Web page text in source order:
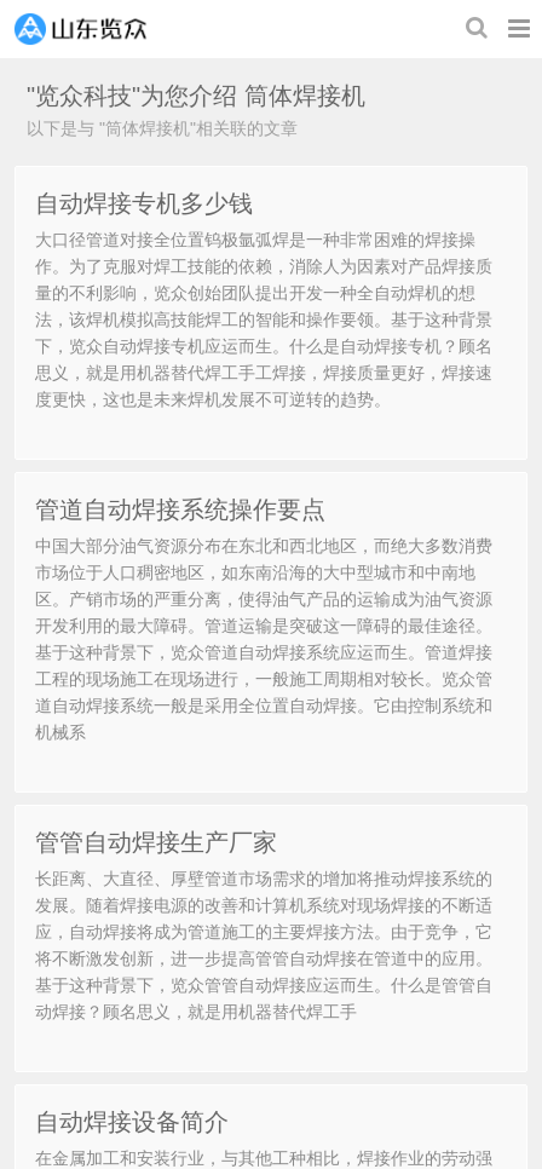
"览众科技"为您介绍 筒体焊接机
以下是与 "筒体焊接机"相关联的文章
自动焊接专机多少钱
大口径管道对接全位置钨极氩弧焊是一种非常困难的焊接操
作。为了克服对焊工技能的依赖，消除人为因素对产品焊接质
量的不利影响，览众创始团队提出开发一种全自动焊机的想
法，该焊机模拟高技能焊工的智能和操作要领。基于这种背景
下，览众自动焊接专机应运而生。什么是自动焊接专机？顾名
思义，就是用机器替代焊工手工焊接，焊接质量更好，焊接速
度更快，这也是未来焊机发展不可逆转的趋势。
管道自动焊接系统操作要点
中国大部分油气资源分布在东北和西北地区，而绝大多数消费
市场位于人口稠密地区，如东南沿海的大中型城市和中南地
区。产销市场的严重分离，使得油气产品的运输成为油气资源
开发利用的最大障碍。管道运输是突破这一障碍的最佳途径。
基于这种背景下，览众管道自动焊接系统应运而生。管道焊接
工程的现场施工在现场进行，一般施工周期相对较长。览众管
道自动焊接系统一般是采用全位置自动焊接。它由控制系统和
机械系
管管自动焊接生产厂家
长距离、大直径、厚壁管道市场需求的增加将推动焊接系统的
发展。随着焊接电源的改善和计算机系统对现场焊接的不断适
应，自动焊接将成为管道施工的主要焊接方法。由于竞争，它
将不断激发创新，进一步提高管管自动焊接在管道中的应用。
基于这种背景下，览众管管自动焊接应运而生。什么是管管自
动焊接？顾名思义，就是用机器替代焊工手
自动焊接设备简介
在金属加工和安装行业，与其他工种相比，焊接作业的劳动强